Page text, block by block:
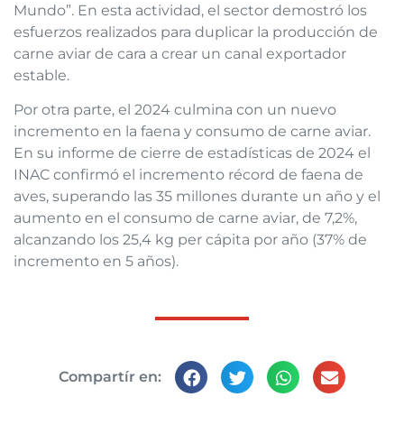
Mundo”. En esta actividad, el sector demostró los
esfuerzos realizados para duplicar la producción de
carne aviar de cara a crear un canal exportador
estable.
Por otra parte, el 2024 culmina con un nuevo
incremento en la faena y consumo de carne aviar.
En su informe de cierre de estadísticas de 2024 el
INAC confirmó el incremento récord de faena de
aves, superando las 35 millones durante un año y el
aumento en el consumo de carne aviar, de 7,2%,
alcanzando los 25,4 kg per cápita por año (37% de
incremento en 5 años).
Compartír en: